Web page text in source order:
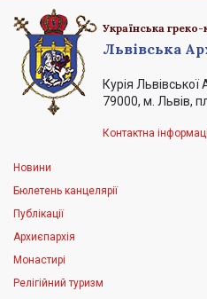
Українська
Львівська
Курія Львівської
79000, м. Львів,
Контактна
Новини
Бюлетень канцелярії
Публікації
Архиєпархія
Монастирі
Релігійний туризм